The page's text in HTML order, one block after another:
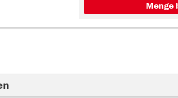
Menge